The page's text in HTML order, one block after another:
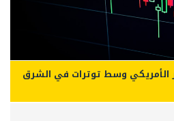
الأمريكي وسط توترات في الشرق